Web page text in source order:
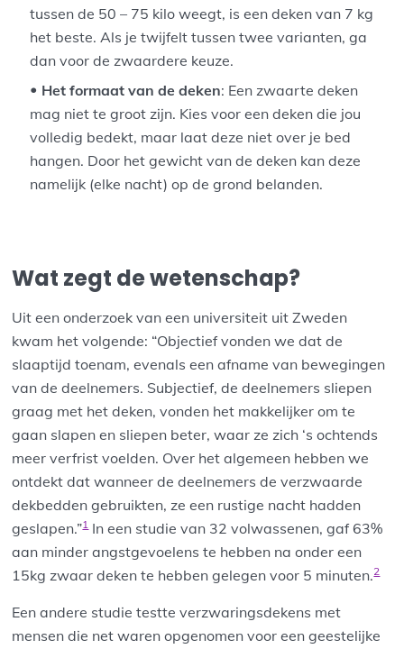
tussen de 50 – 75 kilo weegt, is een deken van 7 kg
het beste. Als je twijfelt tussen twee varianten, ga
dan voor de zwaardere keuze.
Het formaat van de deken: Een zwaarte deken
mag niet te groot zijn. Kies voor een deken die jou
volledig bedekt, maar laat deze niet over je bed
hangen. Door het gewicht van de deken kan deze
namelijk (elke nacht) op de grond belanden.
Wat zegt de wetenschap?
Uit een onderzoek van een universiteit uit Zweden
kwam het volgende: “Objectief vonden we dat de
slaaptijd toenam, evenals een afname van bewegingen
van de deelnemers. Subjectief, de deelnemers sliepen
graag met het deken, vonden het makkelijker om te
gaan slapen en sliepen beter, waar ze zich ‘s ochtends
meer verfrist voelden. Over het algemeen hebben we
ontdekt dat wanneer de deelnemers de verzwaarde
dekbedden gebruikten, ze een rustige nacht hadden
geslapen.”1In een studie van 32 volwassenen, gaf 63%
aan minder angstgevoelens te hebben na onder een
15kg zwaar deken te hebben gelegen voor 5 minuten.2
Een andere studie testte verzwaringsdekens met
mensen die net waren opgenomen voor een geestelijke